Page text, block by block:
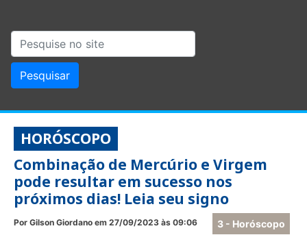
HORÓSCOPO
Combinação de Mercúrio e Virgem
pode resultar em sucesso nos
próximos dias! Leia seu signo
3 - Horóscopo
Por Gilson Giordano em 27/09/2023 às 09:06